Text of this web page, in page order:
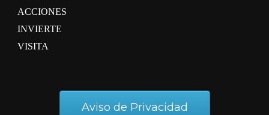
ACCIONES
INVIERTE
VISITA
Aviso de Privacidad